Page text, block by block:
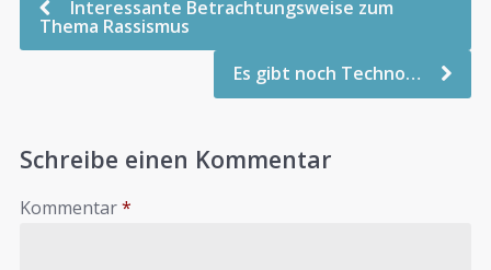
Interessante Betrachtungsweise zum
Thema Rassismus
Es gibt noch Techno…
Schreibe einen Kommentar
Kommentar*